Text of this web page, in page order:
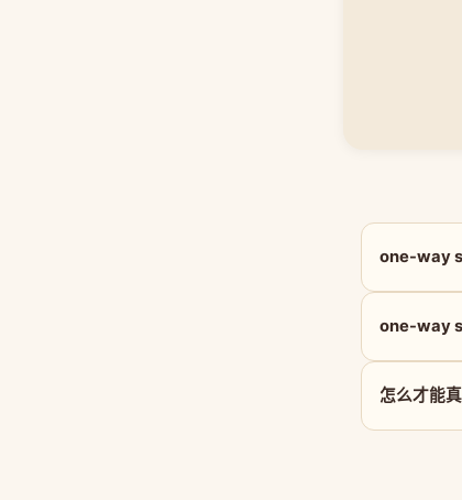
one-way
one-way
怎么才能